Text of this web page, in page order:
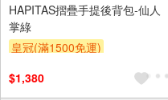
HAPITAS摺疊手提後背包-仙人
掌綠
皇冠(滿1500免運)
$1,380